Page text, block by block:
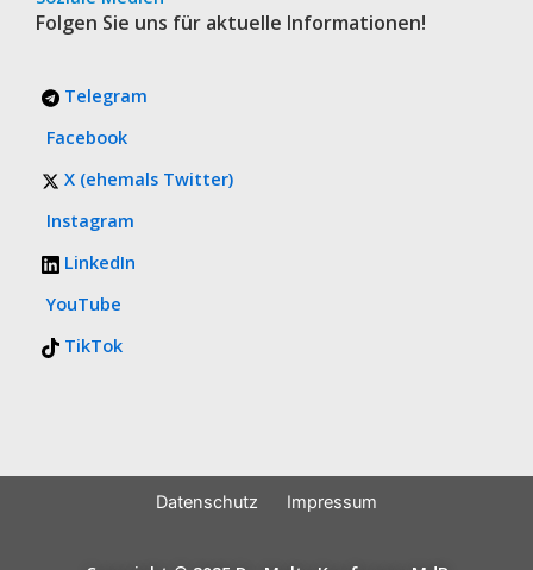
Folgen Sie uns für aktuelle Informationen!
Telegram
Facebook
X (ehemals Twitter)
Instagram
LinkedIn
YouTube
TikTok
Datenschutz Impressum